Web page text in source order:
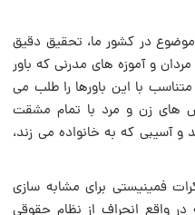
در کشور ما، تحقیق دقیق
و آموزه های مدرنی که باور
با این باورها را طلب می
های زن و مرد با تمام مشقت
آسیبی که به خانواده می زند،
فمینیستی برای مشابه سازی
واقع انحراف از نظام حقوقی